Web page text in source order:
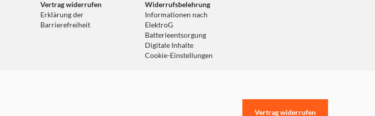
Vertrag widerrufen
Erklärung der
Barrierefreiheit
Widerrufsbelehrung
Informationen nach
ElektroG
Batterieentsorgung
Digitale Inhalte
Cookie-Einstellungen
Vertrag widerrufen